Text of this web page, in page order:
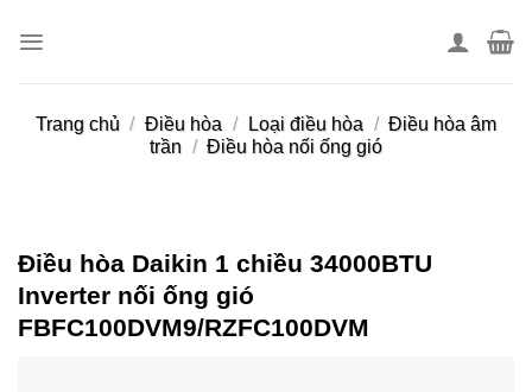
Trang chủ / Điều hòa / Loại điều hòa / Điều hòa âm
trần / Điều hòa nối ống gió
Điều hòa Daikin 1 chiều 34000BTU
Inverter nối ống gió
FBFC100DVM9/RZFC100DVM